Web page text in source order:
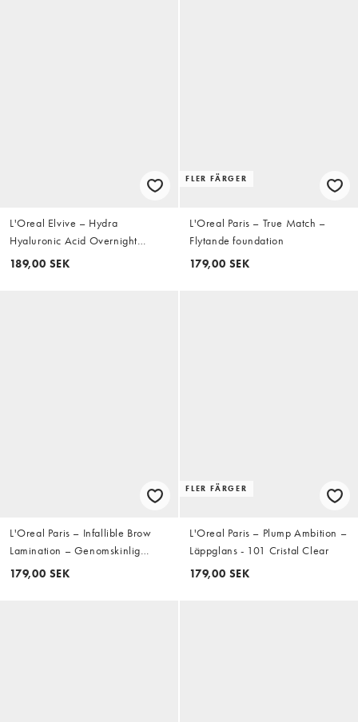
L'Oreal Elvive – Hydra
Hyaluronic Acid Overnight
Hydrating Cream for Dry Hair –
189,00 SEK
FLER FÄRGER
L'Oreal Paris – True Match –
Flytande foundation
179,00 SEK
L'Oreal Paris – Infallible Brow
Lamination – Genomskinlig
ögonbrynsgel – Clear
179,00 SEK
FLER FÄRGER
L'Oreal Paris – Plump Ambition –
Läppglans - 101 Cristal Clear
179,00 SEK